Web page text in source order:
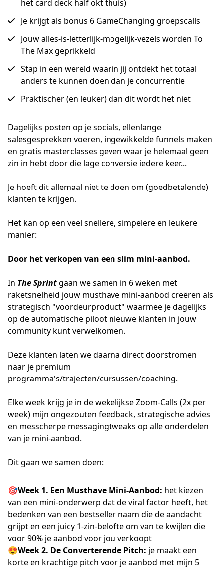
het card deck half okt thuis)
Je krijgt als bonus 6 GameChanging groepscalls
Jouw alles-is-letterlijk-mogelijk-vezels worden To
The Max geprikkeld
Stap in een wereld waarin jij ontdekt het totaal
anders te kunnen doen dan je concurrentie
Praktischer (en leuker) dan dit wordt het niet
Dagelijks posten op je socials, ellenlange
salesgesprekken voeren, ingewikkelde funnels maken
en gratis masterclasses geven waar je helemaal geen
zin in hebt door die lage conversie iedere keer...
Je hoeft dit allemaal niet te doen om (goedbetalende)
klanten te krijgen.
Het kan op een veel snellere, simpelere en leukere
manier:
Door het verkopen van een slim mini-aanbod.
In The Sprintgaan we samen in 6 weken met
raketsnelheid jouw musthave mini-aanbod creëren als
strategisch "voordeurproduct" waarmee je dagelijks
op de automatische piloot nieuwe klanten in jouw
community kunt verwelkomen.
Deze klanten laten we daarna direct doorstromen
naar je premium
programma's/trajecten/cursussen/coaching.
Elke week krijg je in de wekelijkse Zoom-Calls (2x per
week) mijn ongezouten feedback, strategische advies
en messcherpe messagingtweaks op alle onderdelen
van je mini-aanbod.
Dit gaan we samen doen:
🎯Week 1. Een Musthave Mini-Aanbod: het kiezen
van een mini-onderwerp dat de viral factor heeft, het
bedenken van een bestseller naam die de aandacht
grijpt en een juicy 1-zin-belofte om van te kwijlen die
voor 90% je aanbod voor jou verkoopt
😍Week 2. De Converterende Pitch: je maakt een
korte en krachtige pitch voor je aanbod met mijn 5